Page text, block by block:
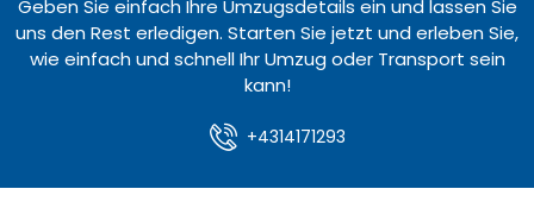
Geben Sie einfach Ihre Umzugsdetails ein und lassen Sie
uns den Rest erledigen. Starten Sie jetzt und erleben Sie,
wie einfach und schnell Ihr Umzug oder Transport sein
kann!
+4314171293